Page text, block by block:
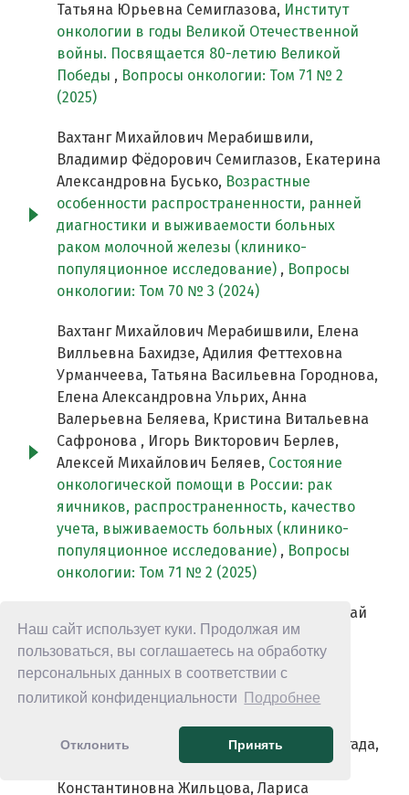
Наш сайт использует куки. Продолжая им
пользоваться, вы соглашаетесь на обработку
персональных данных в соответствии с
политикой конфиденциальности
Подробнее
Отклонить Принять
Татьяна Юрьевна Семиглазова, Институт
онкологии в годы Великой Отечественной
войны. Посвящается 80-летию Великой
Победы , Вопросы онкологии: Том 71 № 2
(2025)
Вахтанг Михайлович Мерабишвили,
Владимир Фёдорович Семиглазов, Екатерина
Александровна Бусько, Возрастные
особенности распространенности, ранней
диагностики и выживаемости больных
раком молочной железы (клинико-
популяционное исследование) , Вопросы
онкологии: Том 70 № 3 (2024)
Вахтанг Михайлович Мерабишвили, Елена
Вилльевна Бахидзе, Адилия Феттеховна
Урманчеева, Татьяна Васильевна Городнова,
Елена Александровна Ульрих, Анна
Валерьевна Беляева, Кристина Витальевна
Сафронова , Игорь Викторович Берлев,
Алексей Михайлович Беляев, Состояние
онкологической помощи в России: рак
яичников, распространенность, качество
учета, выживаемость больных (клинико-
популяционное исследование) , Вопросы
онкологии: Том 71 № 2 (2025)
Петр Владимирович Криворотько, Николай
Сергеевич Амиров, Анна Сергеевна
Артемьева, Екатерина Александровна
Бусько, Тенгиз Тенгизович Табагуа,
Александр Сергеевич Емельянов, Сергей
Сергеевич Ерещенко, Роман Сергеевич
Песоцкий, Виктория Владимировна Мортада,
Константин Юрьевич Зернов, Елена
Константиновна Жильцова, Лариса